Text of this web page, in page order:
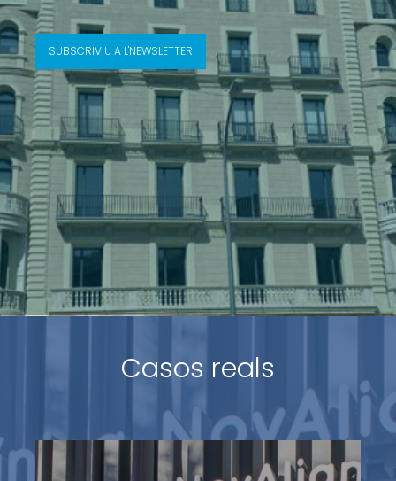
SUBSCRIVIU A L'NEWSLETTER
Casos reals